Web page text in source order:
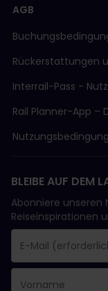
AGB
Rückerstattungen
Interrail-Pass -
Rail Planner-App –
BLEIBE AUF DEM
Abonniere unseren
Reiseinspirationen